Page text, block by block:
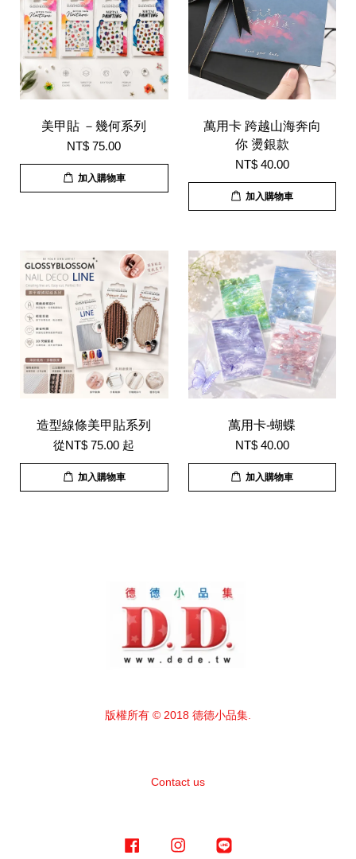
美甲貼 －幾何系列
NT$ 75.00
加入購物車
萬用卡 跨越山海奔向
你 燙銀款
NT$ 40.00
加入購物車
造型線條美甲貼系列
從NT$ 75.00 起
加入購物車
萬用卡-蝴蝶
NT$ 40.00
加入購物車
版權所有 © 2018 德德小品集.
Contact us
Facebook Instagram